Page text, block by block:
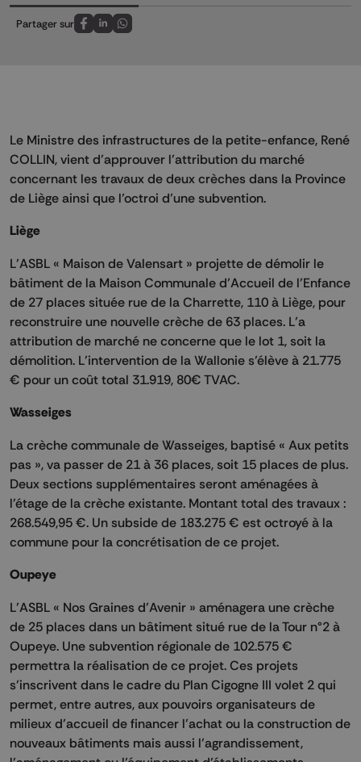
Partager sur
Partagez sur FaceBook
Partagez sur LinkedIn
Partagez sur Whatsapp
Le Ministre des infrastructures de la petite-enfance, René
COLLIN, vient d’approuver l’attribution du marché
concernant les travaux de deux crèches dans la Province
de Liège ainsi que l’octroi d’une subvention.
Liège
L’ASBL « Maison de Valensart » projette de démolir le
bâtiment de la Maison Communale d’Accueil de l’Enfance
de 27 places située rue de la Charrette, 110 à Liège, pour
reconstruire une nouvelle crèche de 63 places. L’a
attribution de marché ne concerne que le lot 1, soit la
démolition. L’intervention de la Wallonie s’élève à 21.775
€ pour un coût total 31.919, 80€ TVAC.
Wasseiges
La crèche communale de Wasseiges, baptisé « Aux petits
pas », va passer de 21 à 36 places, soit 15 places de plus.
Deux sections supplémentaires seront aménagées à
l’étage de la crèche existante. Montant total des travaux :
268.549,95 €. Un subside de 183.275 € est octroyé à la
commune pour la concrétisation de ce projet.
Oupeye
L’ASBL « Nos Graines d’Avenir » aménagera une crèche
de 25 places dans un bâtiment situé rue de la Tour n°2 à
Oupeye. Une subvention régionale de 102.575 €
permettra la réalisation de ce projet. Ces projets
s’inscrivent dans le cadre du Plan Cigogne III volet 2 qui
permet, entre autres, aux pouvoirs organisateurs de
milieux d’accueil de financer l’achat ou la construction de
nouveaux bâtiments mais aussi l’agrandissement,